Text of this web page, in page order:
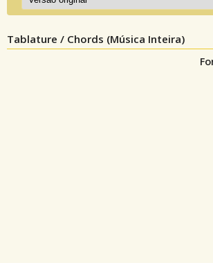
Tablature / Chords (Música Inteira)